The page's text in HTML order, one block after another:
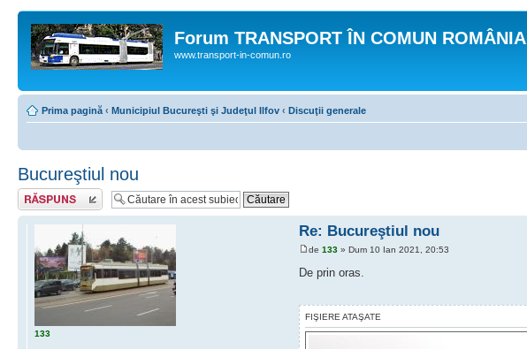
Forum TRANSPORT ÎN COMUN ROMÂNIA
www.transport-in-comun.ro
Prima pagină ‹ Municipiul Bucureşti şi Judeţul Ilfov ‹ Discuţii generale
Bucureştiul nou
Răspunde
Re: Bucureştiul nou
de133 » Dum 10 Ian 2021, 20:53
De prin oras.
FIŞIERE ATAŞATE
133